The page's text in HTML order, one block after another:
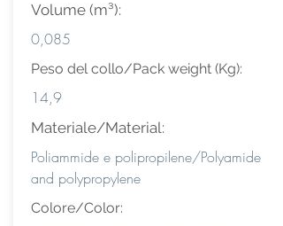
Volume (m³):
0,085
Peso del collo/Pack weight (Kg):
14,9
Materiale/Material:
Poliammide e polipropilene/Polyamide
and polypropylene
Colore/Color: